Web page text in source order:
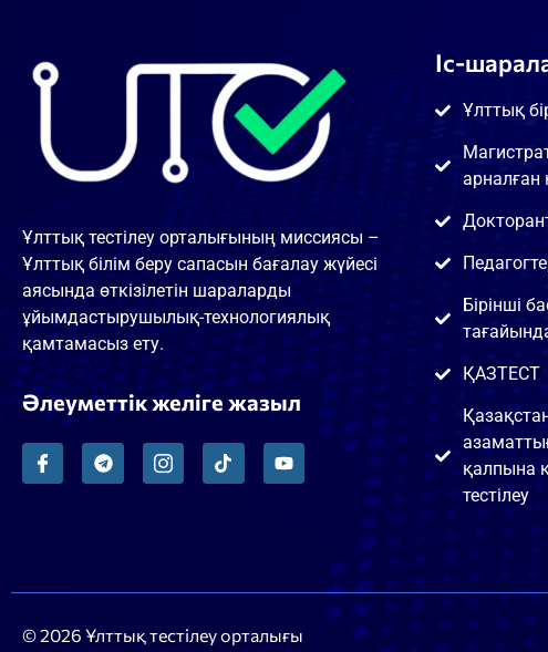
Ұлттық тестілеу орталығының миссиясы –
Ұлттық білім беру сапасын бағалау жүйесі
аясында өткізілетін шараларды
ұйымдастырушылық-технологиялық
қамтамасыз ету.
Әлеуметтік желіге жазыл
Іс-
Ұлттық
арналған
Бірінші
ҚАЗТЕСТ
қалпына
тестілеу
© 2026 Ұлттық тестілеу орталығы